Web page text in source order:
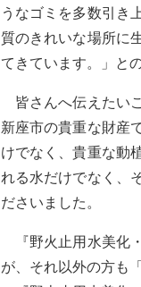
うなゴミを多数引き
質のきれいな場所に
てきています。」と
皆さんへ伝えたい
新座市の貴重な財産
けでなく、貴重な動
れる水だけでなく、
ださいました。
『野火止用水美化
が、それ以外の方も